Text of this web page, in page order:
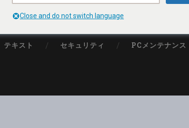
テキスト セキュリティ PCメンテナンス
Close and do not switch language